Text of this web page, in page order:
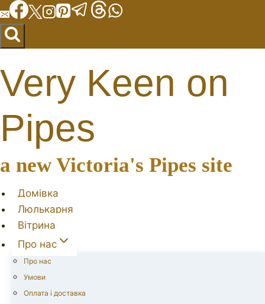
Перейти
до
вмісту
Very Keen on
Pipes
a new Victoria's Pipes site
Домівка
Люлькарня
Вітрина
Про нас
Про нас
Умови
Оплата і доставка